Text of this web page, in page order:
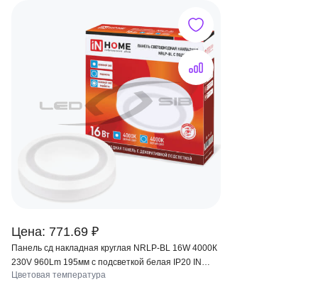
Цена: 771.69 ₽
Панель сд накладная круглая NRLP-BL 16W 4000К
230V 960Lm 195мм с подсветкой белая IP20 IN
HOME
Цветовая температура